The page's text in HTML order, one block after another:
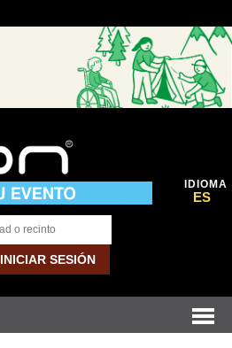
IDIOMA
ES
INICIAR SESIÓN